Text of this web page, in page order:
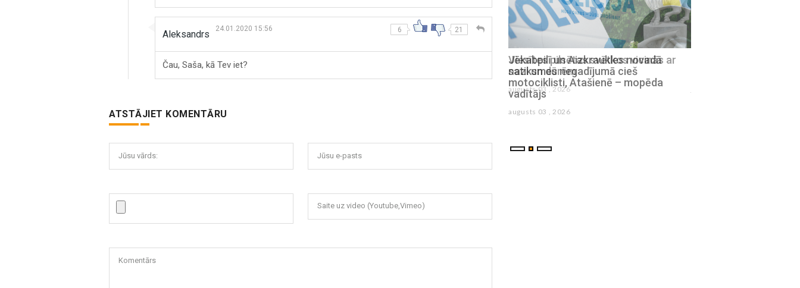
Aleksandrs 24.01.2020 15:56 6 21
Čau, Saša, kā Tev iet?
ATSTĀJIET KOMENTĀRU
Jūsu vārds: Jūsu e-pasts
Saite uz video (Youtube,Vimeo)
Komentārs
Jēkabpilī un Aizkraukles novadā
satiksmes negadījumā cieš
motociklisti, Atašienē – mopēda
vadītājs
augusts 03 , 2026